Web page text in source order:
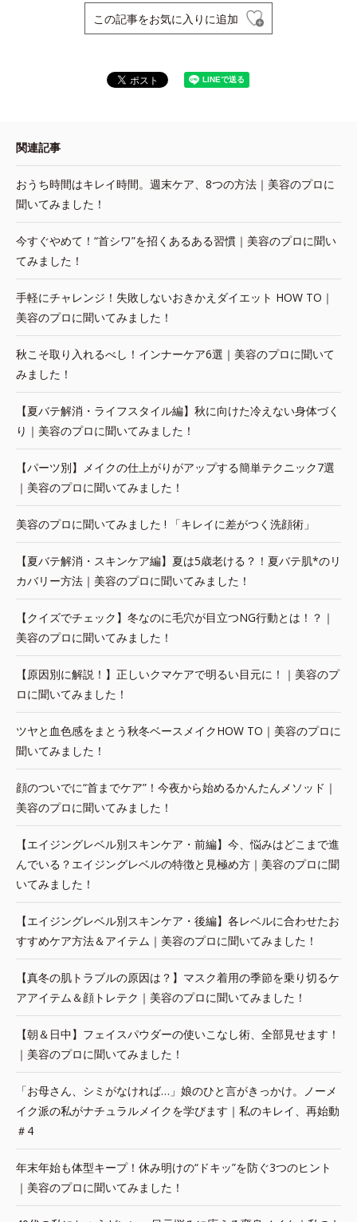
この記事をお気に入りに追加
関連記事
おうち時間はキレイ時間。週末ケア、8つの方法｜美容のプロに
聞いてみました！
今すぐやめて！“首シワ”を招くあるある習慣｜美容のプロに聞い
てみました！
手軽にチャレンジ！失敗しないおきかえダイエット HOW TO｜
美容のプロに聞いてみました！
秋こそ取り入れるべし！インナーケア6選｜美容のプロに聞いて
みました！
【夏バテ解消・ライフスタイル編】秋に向けた冷えない身体づく
り｜美容のプロに聞いてみました！
【パーツ別】メイクの仕上がりがアップする簡単テクニック7選
｜美容のプロに聞いてみました！
美容のプロに聞いてみました ! 「キレイに差がつく洗顔術」
【夏バテ解消・スキンケア編】夏は5歳老ける？！夏バテ肌*のリ
カバリー方法｜美容のプロに聞いてみました！
【クイズでチェック】冬なのに毛穴が目立つNG行動とは！？｜
美容のプロに聞いてみました！
【原因別に解説！】正しいクマケアで明るい目元に！｜美容のプ
ロに聞いてみました！
ツヤと血色感をまとう秋冬ベースメイクHOW TO｜美容のプロに
聞いてみました！
顔のついでに“首までケア”！今夜から始めるかんたんメソッド｜
美容のプロに聞いてみました！
【エイジングレベル別スキンケア・前編】今、悩みはどこまで進
んでいる？エイジングレベルの特徴と見極め方｜美容のプロに聞
いてみました！
【エイジングレベル別スキンケア・後編】各レベルに合わせたお
すすめケア方法＆アイテム｜美容のプロに聞いてみました！
【真冬の肌トラブルの原因は？】マスク着用の季節を乗り切るケ
アアイテム＆顔トレテク｜美容のプロに聞いてみました！
【朝＆日中】フェイスパウダーの使いこなし術、全部見せます！
｜美容のプロに聞いてみました！
「お母さん、シミがなければ…」娘のひと言がきっかけ。ノーメ
イク派の私がナチュラルメイクを学びます｜私のキレイ、再始動
＃4
年末年始も体型キープ！休み明けの“ドキッ”を防ぐ3つのヒント
｜美容のプロに聞いてみました！